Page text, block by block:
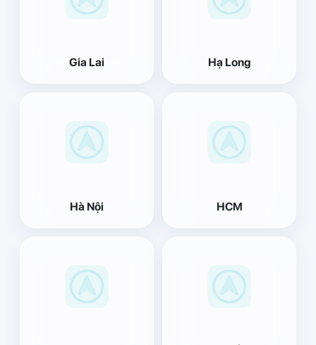
Gia Lai Hạ Long
Hà Nội HCM